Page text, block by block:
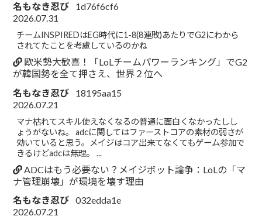
名もなき忍び
1d76f6cf6
2026.07.31
チームINSPIREDはEG時代に1-8(8連敗)あたりでG2にわから
されてたことを考慮しているのかね
欧米勢大歓喜！「LoLチームパワーランキング」でG2
が韓国勢を全て押さえ、世界２位へ
名もなき忍び
18195aa15
2026.07.21
マナ枯れてスキル使えなくなるの普通に面白くなかったしし
ょうがないね。 adcに関してはファーストコアの素材の弱さが
効いていると思う。メイジはコア出来てなくてもゲーム参加で
きるけどadcは無理。 ...
ADCはもう必要ない？メイジボット論争：LoLの「マ
ナ管理崩壊」が環境を壊す理由
名もなき忍び 032edda1e
2026.07.21